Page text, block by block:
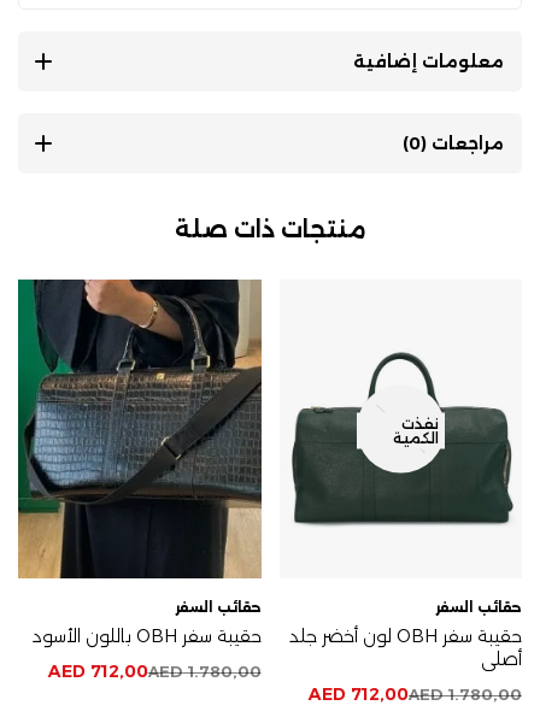
معلومات إضافية
مراجعات (0)
منتجات ذات صلة
نفذت
الكمية
حقائب السفر
حقيبة سفر OBH لون أخضر جلد
أصلي
AED1.780,00
AED 712,00
حقائب السفر
حقيبة سفر OBH باللون الأسود
AED1.780,00
AED712,00